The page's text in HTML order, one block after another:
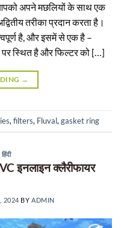
अपने मछलियों के साथ एक
तरीका प्रदान करता है।
है, और इसमें से एक है –
पर स्थित है और फिल्टर को […]
→
, filters, Fluval, gasket ring
हिंदी
इनलाइन क्लैरीफायर
2024 BY ADMIN